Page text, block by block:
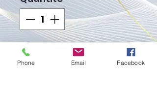
Ajouter au panier
Phone Email Facebook